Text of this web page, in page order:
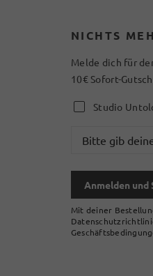
NICHTS
Melde dich für
10€ Sofort-
Studio
Anmelden und
Mit deiner